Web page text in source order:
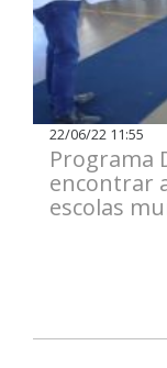
22/06/22 11:55
Programa
encontrar
escolas